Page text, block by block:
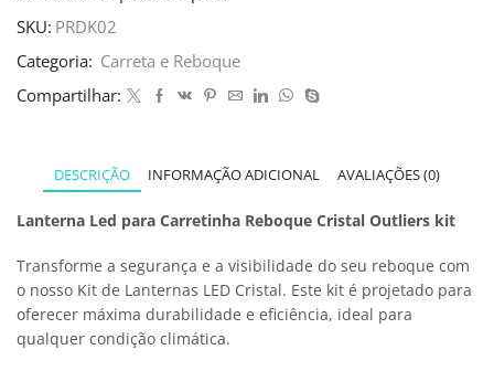
SKU: PRDK02
Categoria: Carreta e Reboque
Compartilhar:
DESCRIÇÃO INFORMAÇÃO ADICIONAL AVALIAÇÕES (0)
Lanterna Led para Carretinha Reboque Cristal Outliers kit
Transforme a segurança e a visibilidade do seu reboque com
o nosso Kit de Lanternas LED Cristal. Este kit é projetado para
oferecer máxima durabilidade e eficiência, ideal para
qualquer condição climática.